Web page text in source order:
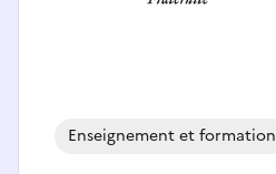
Enseignement et formation